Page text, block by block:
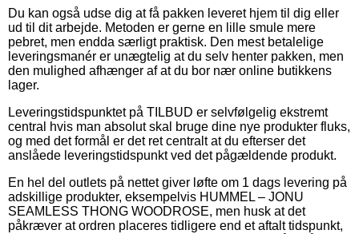
Du kan også udse dig at få pakken leveret hjem til dig eller
ud til dit arbejde. Metoden er gerne en lille smule mere
pebret, men endda særligt praktisk. Den mest betalelige
leveringsmanér er unægtelig at du selv henter pakken, men
den mulighed afhænger af at du bor nær online butikkens
lager.
Leveringstidspunktet på TILBUD er selvfølgelig ekstremt
central hvis man absolut skal bruge dine nye produkter fluks,
og med det formål er det ret centralt at du efterser det
anslåede leveringstidspunkt ved det pågældende produkt.
En hel del outlets på nettet giver løfte om 1 dags levering på
adskillige produkter, eksempelvis HUMMEL – JONU
SEAMLESS THONG WOODROSE, men husk at det
påkræver at ordren placeres tidligere end et aftalt tidspunkt,